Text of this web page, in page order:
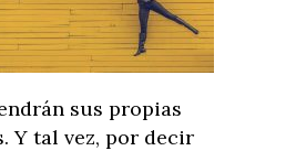
sus propias
Y tal vez, por decir